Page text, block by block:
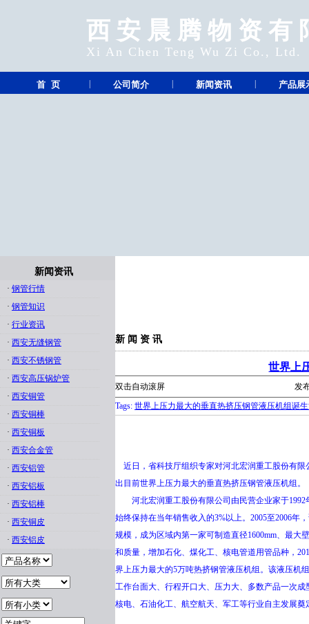
西安晨腾物资有
Xi An Chen Teng Wu Zi Co., Ltd.
首 页 公司简介 新闻资讯 产品展
新闻资讯
· 钢管行情
· 钢管知识
· 行业资讯
· 西安无缝钢管
· 西安不锈钢管
· 西安高压锅炉管
· 西安铜管
· 西安铜棒
· 西安铜板
· 西安合金管
· 西安铝管
· 西安铝板
· 西安铝棒
· 西安铜皮
· 西安铝皮
新 闻 资 讯
世界上
双击自动滚屏
发
Tags: 世界上压力最大的垂直热挤压钢管液压机组诞
近日，省科技厅组织专家对河北宏润重工股份有限
出目前世界上压力最大的垂直热挤压钢管液压机组。
河北宏润重工股份有限公司由民营企业家于1992
始终保持在当年销售收入的3%以上。2005至2006年
规模，成为区域内第一家可制造直径1600mm、最大
和质量，增加石化、煤化工、核电管道用管品种，
界上压力最大的5万吨热挤钢管液压机组。该液压机
工作台面大、行程开口大、压力大、多数产品一次
核电、石油化工、航空航天、军工等行业自主发展奠